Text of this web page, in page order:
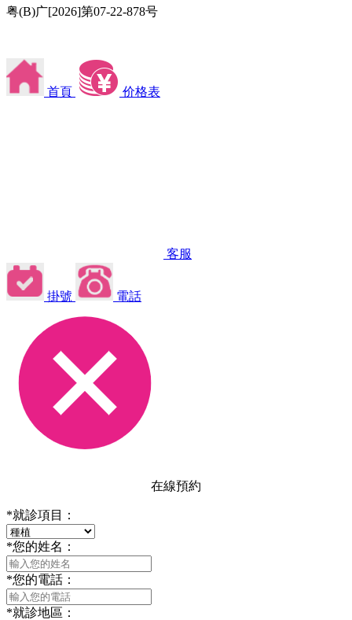
粤(B)广[2026]第07-22-878号
首頁 价格表
客服
掛號 電話
在線預約
*就診項目：
*您的姓名：
*您的電話：
*就診地區：